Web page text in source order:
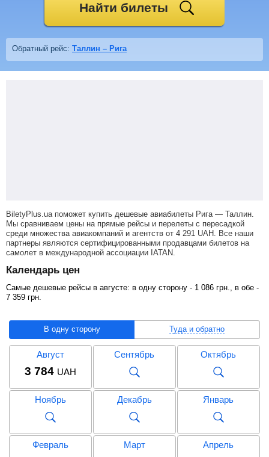
Найти билеты
Обратный рейс: Таллин – Рига
BiletyPlus.ua поможет купить дешевые авиабилеты Рига — Таллин.
Мы сравниваем цены на прямые рейсы и перелеты с пересадкой
среди множества авиакомпаний и агентств от 4 291 UAH . Все наши
партнеры являются сертифицированными продавцами билетов на
самолет в международной ассоциации IATAN.
Календарь цен
Самые дешевые рейсы в августе: в одну сторону - 1 086 грн ., в обе -
7 359 грн
В одну сторону Туда и обратно
Август
3 784 UAH
Сентябрь Октябрь
Ноябрь Декабрь Январь
Февраль Март Апрель